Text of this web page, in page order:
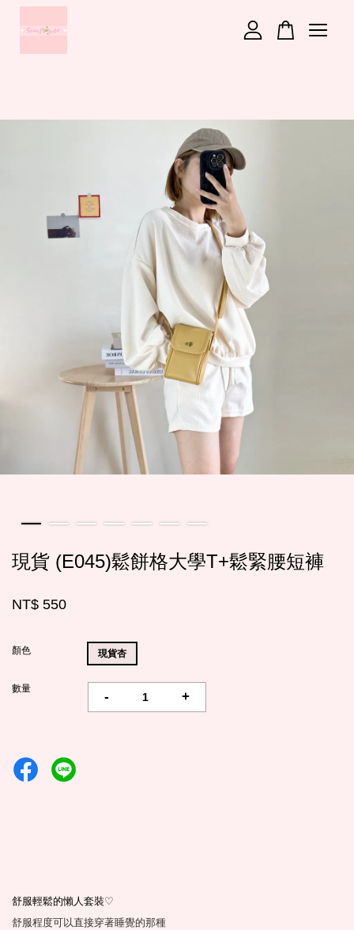
現貨 (E045)鬆餅格大學T+鬆緊腰短褲
NT$ 550
顏色 現貨杏
數量
- +
舒服輕鬆的懶人套裝♡
舒服程度可以直接穿著睡覺的那種
繼續購物